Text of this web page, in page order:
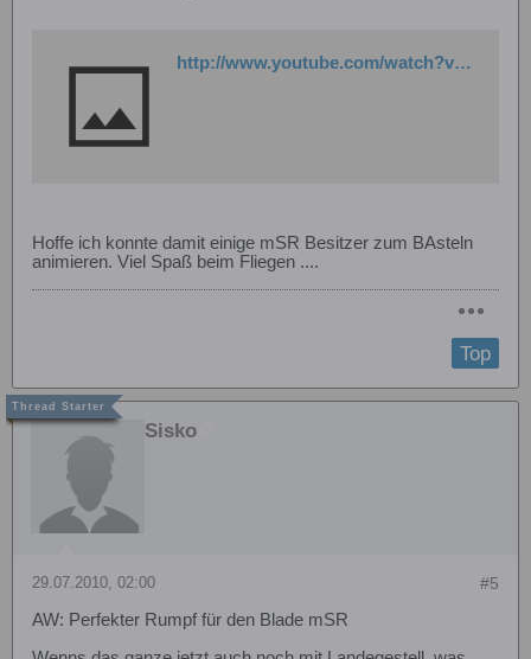
http://www.youtube.com/watch?v=g4EoDxWTEVU
Hoffe ich konnte damit einige mSR Besitzer zum BAsteln
animieren. Viel Spaß beim Fliegen ....
Top
Sisko
#5
29.07.2010, 02:00
AW: Perfekter Rumpf für den Blade mSR